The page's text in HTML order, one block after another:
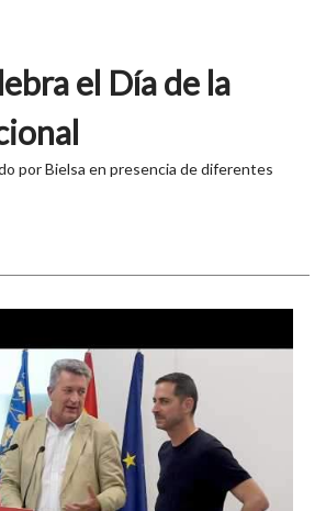
el Día de la
por Bielsa en presencia de diferentes